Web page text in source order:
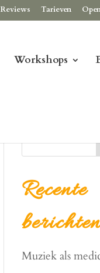
Reviews Tarieven
Workshops
Recente
Muziek als